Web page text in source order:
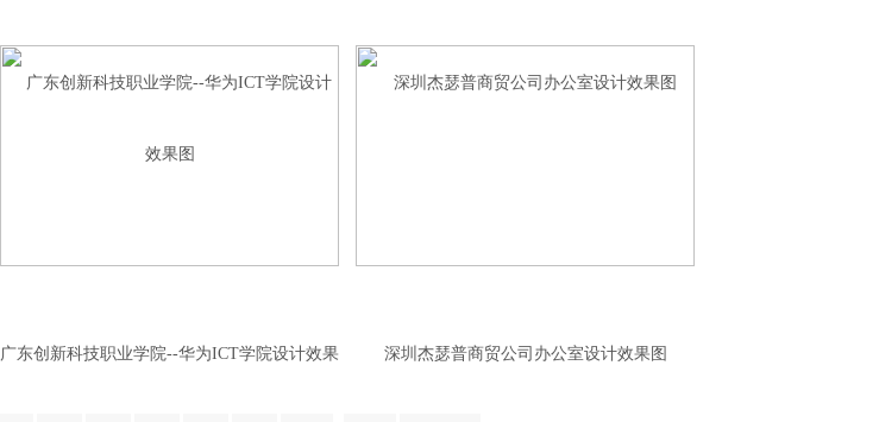
广东创新科技职业学院--华为ICT学院设计效果 深圳杰瑟普商贸公司办公室设计效果图